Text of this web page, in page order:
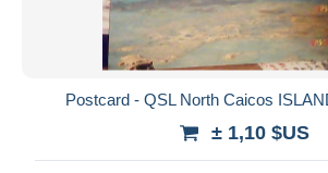
Postcard - QSL North Caicos
± 1,10 $US